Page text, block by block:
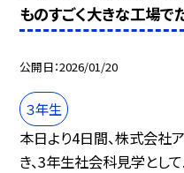
ものすごく大きな工場で
公開日 2026/01/20
３年生
本日より4日間、株式会社
き、3年生社会科見学とし